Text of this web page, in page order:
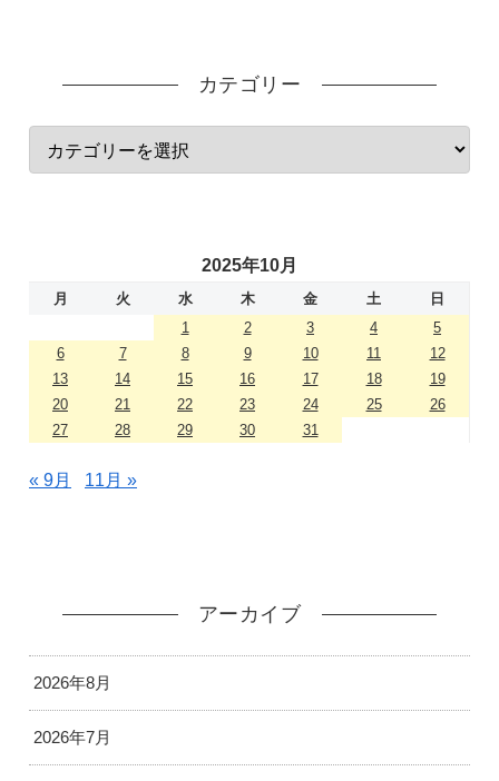
カテゴリー
2025年10月
月 火 水 木 金 土
日
1
2 3 4
5
6
7 8 9 10 11
12
13
14 15 16 17 18
19
20
21 22 23 24 25
26
27
28 29 30 31
« 9月 11月 »
アーカイブ
2026年8月
2026年7月